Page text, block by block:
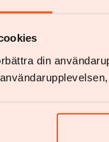
din
rådgivning,
smartwatches –